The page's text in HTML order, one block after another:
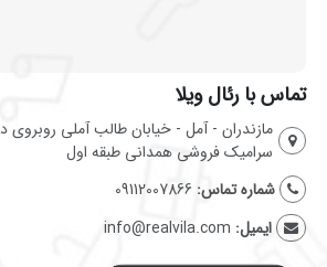
تماس با رئال ویلا
سرامیک فروشی همدانی طبقه اول
شماره تماس: 09112007866
ایمیل: info@realvila.com